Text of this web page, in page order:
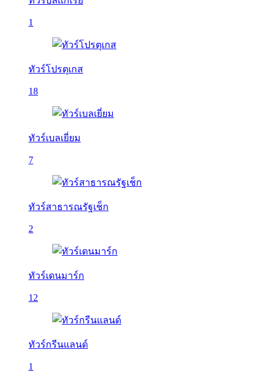
1
ทัวร์โปรตุเกส
18
ทัวร์เบลเยี่ยม
7
ทัวร์สาธารณรัฐเช็ก
2
ทัวร์เดนมาร์ก
12
ทัวร์กรีนแลนด์
1